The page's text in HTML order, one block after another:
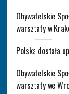
Obywatelskie
warsztaty w
Polska dostała
Obywatelskie
warsztaty we